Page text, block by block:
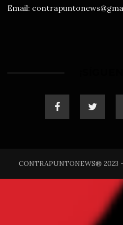
Email:
CONTRAPUNTONEWS® 2023